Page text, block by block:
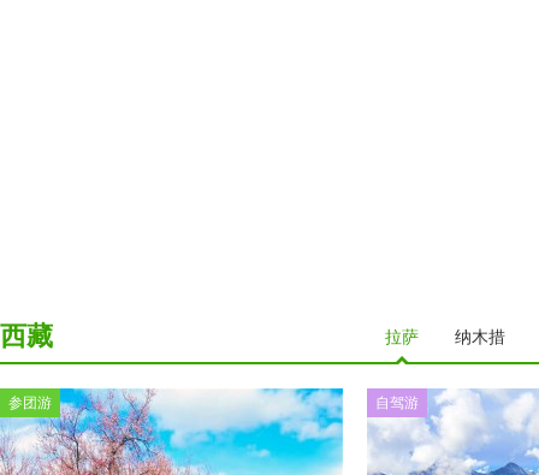
西藏 拉萨 纳木措
参团游 自驾游